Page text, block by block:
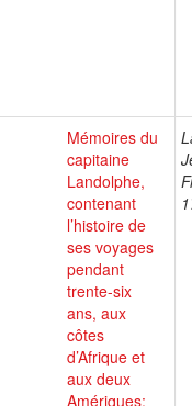
Mémoires du
capitaine
Landolphe,
contenant
l’histoire de
ses voyages
pendant
trente-six
ans, aux
côtes
d’Afrique et
aux deux
Amériques;